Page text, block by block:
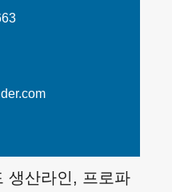
생산라인, 프로파